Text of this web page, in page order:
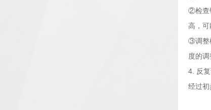
②检查
高，可
③调整
度的
4. 反
经过初